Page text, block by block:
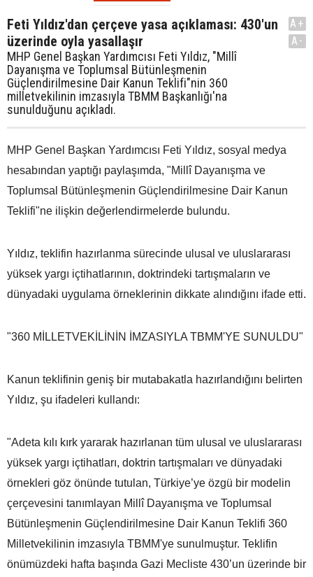
Feti Yıldız'dan çerçeve yasa açıklaması: 430'un
üzerinde oyla yasallaşır
MHP Genel Başkan Yardımcısı Feti Yıldız, "Millî
Dayanışma ve Toplumsal Bütünleşmenin
Güçlendirilmesine Dair Kanun Teklifi"nin 360
milletvekilinin imzasıyla TBMM Başkanlığı'na
sunulduğunu açıkladı.
A+
A-
MHP Genel Başkan Yardımcısı Feti Yıldız, sosyal medya
hesabından yaptığı paylaşımda, "Millî Dayanışma ve
Toplumsal Bütünleşmenin Güçlendirilmesine Dair Kanun
Teklifi"ne ilişkin değerlendirmelerde bulundu.
Yıldız, teklifin hazırlanma sürecinde ulusal ve uluslararası
yüksek yargı içtihatlarının, doktrindeki tartışmaların ve
dünyadaki uygulama örneklerinin dikkate alındığını ifade etti.
"360 MİLLETVEKİLİNİN İMZASIYLA TBMM'YE SUNULDU"
Kanun teklifinin geniş bir mutabakatla hazırlandığını belirten
Yıldız, şu ifadeleri kullandı:
"Adeta kılı kırk yararak hazırlanan tüm ulusal ve uluslararası
yüksek yargı içtihatları, doktrin tartışmaları ve dünyadaki
örnekleri göz önünde tutulan, Türkiye’ye özgü bir modelin
çerçevesini tanımlayan Millî Dayanışma ve Toplumsal
Bütünleşmenin Güçlendirilmesine Dair Kanun Teklifi 360
Milletvekilinin imzasıyla TBMM'ye sunulmuştur. Teklifin
önümüzdeki hafta başında Gazi Mecliste 430’un üzerinde bir